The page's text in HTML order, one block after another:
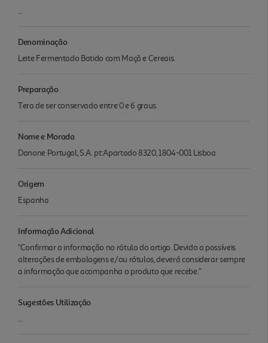
...
Denominação
Leite Fermentado Batido com Maçã e Cereais.
Preparação
Tera de ser conservado entre 0 e 6 graus.
Nome e Morada
Danone Portugal, S.A. pt:Apartado 8320, 1804-001 Lisboa
Origem
Espanha
Informação Adicional
"Confirmar a informação no rótulo do artigo. Devido a possíveis
alterações de embalagens e/ou rótulos, deverá considerar sempre
a informação que acompanha o produto que recebe."
Sugestões Utilização
...